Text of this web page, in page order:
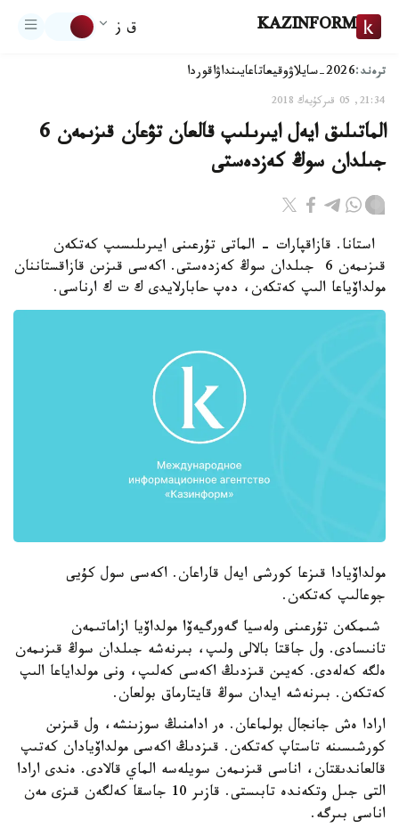
KAZINFORM ق ز
ترەند:2026-سايلاۋ وقيعاتاعايىنداۋاقوردا
21:34, 05 قىركۇيەك 2018
الماتىلىق ايەل ايىرىلىپ قالعان تۋعان قىزىمەن 6
جىلدان سوڭ كەزدەستى
استانا. قازاقپارات - الماتى تۇرعىنى ايىرىلىسىپ كەتكەن
قىزىمەن 6 جىلدان سوڭ كەزدەستى. اكەسى قىزىن قازاقستاننان
مولداۆياعا الىپ كەتكەن، دەپ حابارلايدى ك ت ك ارناسى.
مولداۆيادا قىزعا كورشى ايەل قاراعان. اكەسى سول كۇيى
جوعالىپ كەتكەن.
شىمكەن تۇرعىنى ولەسيا گەورگيەۆا مولداۆيا ازاماتىمەن
تانىسادى. ول جاقتا بالالى ولىپ، بىرنەشە جىلدان سوڭ قىزىمەن
ەلگە كەلەدى. كەيىن قىزدىڭ اكەسى كەلىپ، ونى مولداياعا الىپ
كەتكەن. بىرنەشە ايدان سوڭ قايتارماق بولعان.
ارادا ەش جانجال بولماعان. ەر ادامنىڭ سوزىنشە، ول قىزىن
كورشىسىنە تاستاپ كەتكەن. قىزدىڭ اكەسى مولداۆيادان كەتىپ
قالعاندىقتان، اناسى قىزىمەن سويلەسە الماي قالادى. ەندى ارادا
التى جىل وتكەندە تابىستى. قازىر 10 جاسقا كەلگەن قىزى مەن
اناسى بىرگە.